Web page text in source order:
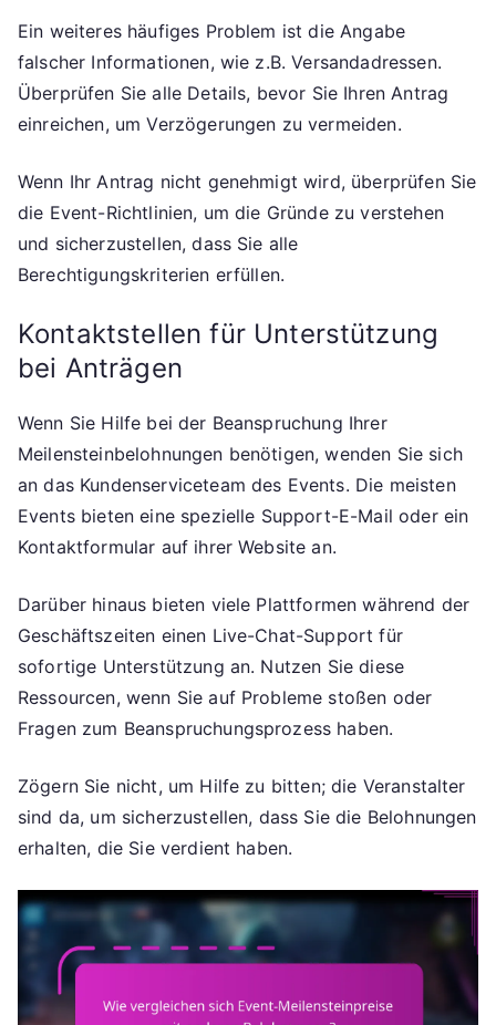
Ein weiteres häufiges Problem ist die Angabe
falscher Informationen, wie z.B. Versandadressen.
Überprüfen Sie alle Details, bevor Sie Ihren Antrag
einreichen, um Verzögerungen zu vermeiden.
Wenn Ihr Antrag nicht genehmigt wird, überprüfen Sie
die Event-Richtlinien, um die Gründe zu verstehen
und sicherzustellen, dass Sie alle
Berechtigungskriterien erfüllen.
Kontaktstellen für Unterstützung
bei Anträgen
Wenn Sie Hilfe bei der Beanspruchung Ihrer
Meilensteinbelohnungen benötigen, wenden Sie sich
an das Kundenserviceteam des Events. Die meisten
Events bieten eine spezielle Support-E-Mail oder ein
Kontaktformular auf ihrer Website an.
Darüber hinaus bieten viele Plattformen während der
Geschäftszeiten einen Live-Chat-Support für
sofortige Unterstützung an. Nutzen Sie diese
Ressourcen, wenn Sie auf Probleme stoßen oder
Fragen zum Beanspruchungsprozess haben.
Zögern Sie nicht, um Hilfe zu bitten; die Veranstalter
sind da, um sicherzustellen, dass Sie die Belohnungen
erhalten, die Sie verdient haben.